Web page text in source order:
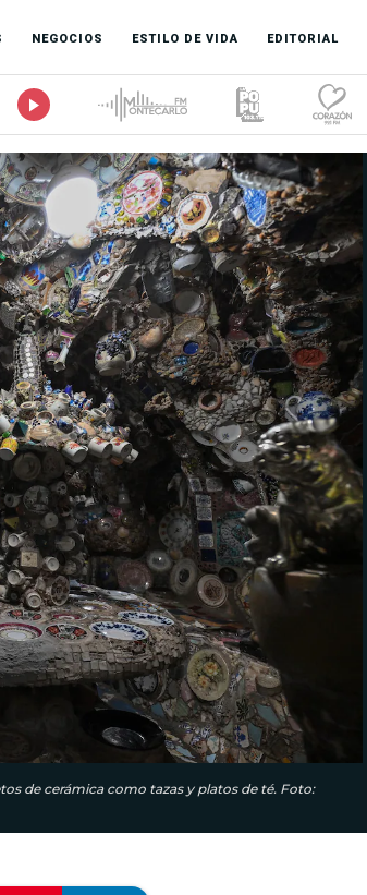
NEGOCIOS ESTILO DE VIDA EDITORIAL
de cerámica como tazas y platos de té. Foto: